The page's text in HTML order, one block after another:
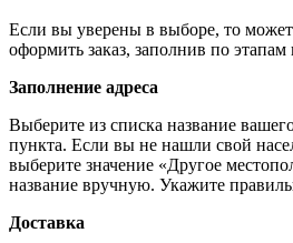
Если вы уверены в выборе, то
оформить заказ, заполнив по
Заполнение адреса
Выберите из списка название
пункта. Если вы не нашли свой
выберите значение «Другое
название вручную. Укажите
Доставка